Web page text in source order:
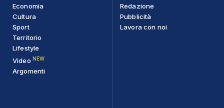
Economia
Cultura
Sport
Territorio
Lifestyle
Video NEW
Argomenti
Redazione
Pubblicità
Lavora con noi